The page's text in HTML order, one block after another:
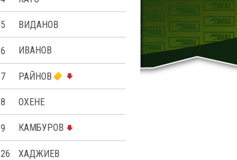
5 ВИДАНОВ
6 ИВАНОВ
7 РАЙНОВ
8 ОХЕНЕ
9 КАМБУРОВ
26 ХАДЖИЕВ